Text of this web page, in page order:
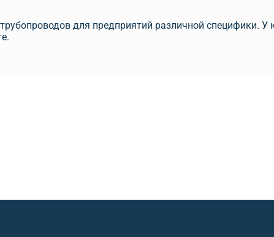
для предприятий различной специфики.